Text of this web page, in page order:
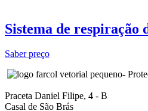
Sistema de respiração
Saber preço
-
Praceta Daniel Filipe, 4 - B
Casal de São Brás